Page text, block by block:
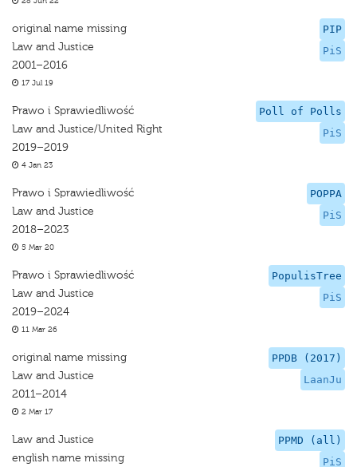
PIP
PiS
original name missing
Law and Justice
2001–2016
17 Jul 19
Poll of Polls
PiS
Prawo i Sprawiedliwość
Law and Justice/United Right
2019–2019
4 Jan 23
POPPA
PiS
Prawo i Sprawiedliwość
Law and Justice
2018–2023
5 Mar 20
PopulisTree
PiS
Prawo i Sprawiedliwość
Law and Justice
2019–2024
11 Mar 26
PPDB (2017)
LaanJu
original name missing
Law and Justice
2011–2014
2 Mar 17
PPMD (all)
PiS
Law and Justice
english name missing